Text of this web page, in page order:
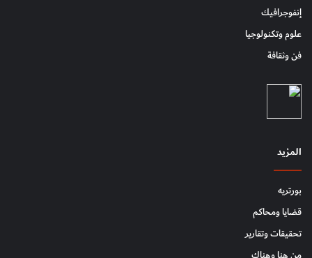
إنفوجرافيك
علوم وتكنولوجيا
فن وثقافة
المزيد
بورتريه
قضايا ومحاكم
تحقيقات وتقارير